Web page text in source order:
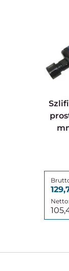
Szlifierka pneumatyczna